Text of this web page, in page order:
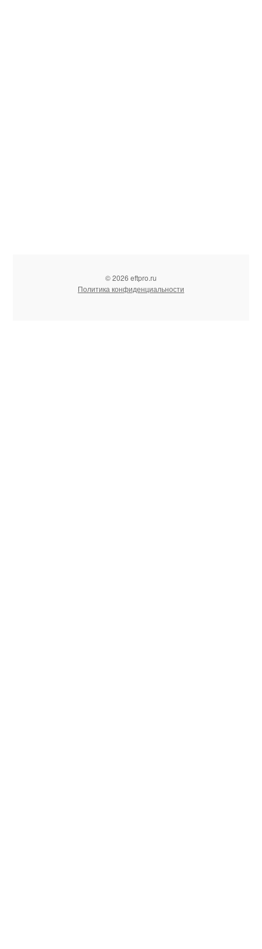
© 2026 eftpro.ru
Политика конфиденциальности